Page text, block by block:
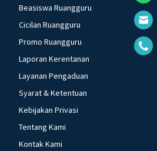
Beasiswa Ruangguru
Cicilan Ruangguru
Promo Ruangguru
Laporan Kerentanan
Layanan Pengaduan
Syarat & Ketentuan
Kebijakan Privasi
Tentang Kami
Kontak Kami